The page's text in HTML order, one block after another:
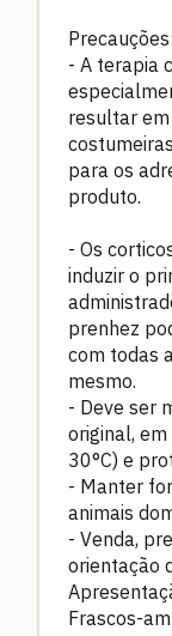
Precauções:
- A terapia
resultar
para os
produto.
- Os
induzir o
prenhez
com todas
mesmo.
- Deve ser
original,
30°C) e
- Manter
animais
- Venda,
orientação
Frascos-